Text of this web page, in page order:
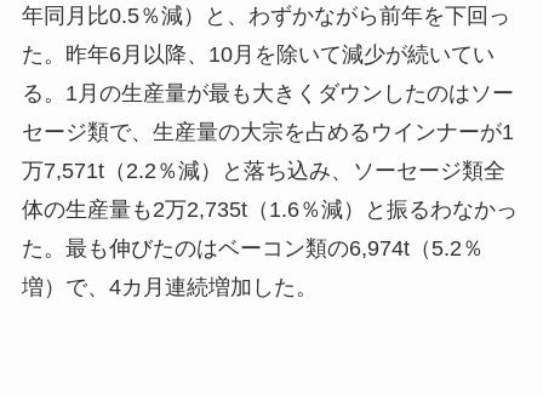
年同月比0.5％減）と、わずかながら前年を下回っ
た。昨年6月以降、10月を除いて減少が続いてい
る。1月の生産量が最も大きくダウンしたのはソー
セージ類で、生産量の大宗を占めるウインナーが1
万7,571t（2.2％減）と落ち込み、ソーセージ類全
体の生産量も2万2,735t（1.6％減）と振るわなかっ
た。最も伸びたのはベーコン類の6,974t（5.2％
増）で、4カ月連続増加した。